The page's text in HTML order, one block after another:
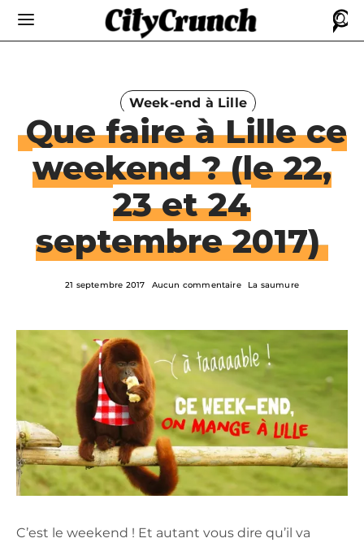
Week-end à Lille
Que faire à Lille ce
weekend ? (le 22,
23 et 24
septembre 2017)
21 septembre 2017 Aucun commentaire La saumure
C’est le weekend ! Et autant vous dire qu’il va